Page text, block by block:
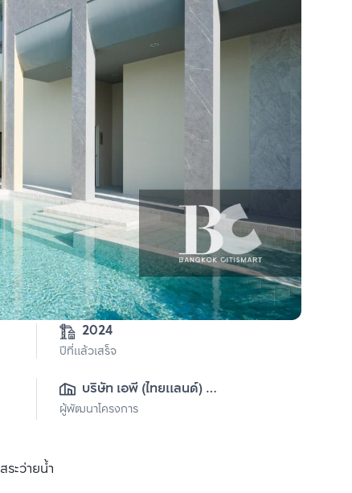
2024
ปีที่แล้วเสร็จ
บริษัท เอพี (ไทยแลนด์)
จำกัด(มหาชน)
ผู้พัฒนาโครงการ
สระว่ายน้ำ